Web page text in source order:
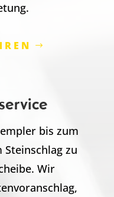
bis zum
zu
Wir